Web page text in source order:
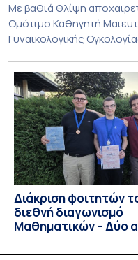
Με βαθιά θλίψη
Ομότιμο Καθηγητή
Γυναικολογικής
Διευθυντή της Α’
στο Νοσοκομείο
συνεχής και ανοδική μέσα
υπηρέτησε από κάθε
(1997‑2002), Επίκουρος
Διάκριση φοιτητών
διεθνή διαγωνισμό
Μαθηματικών – Δύο